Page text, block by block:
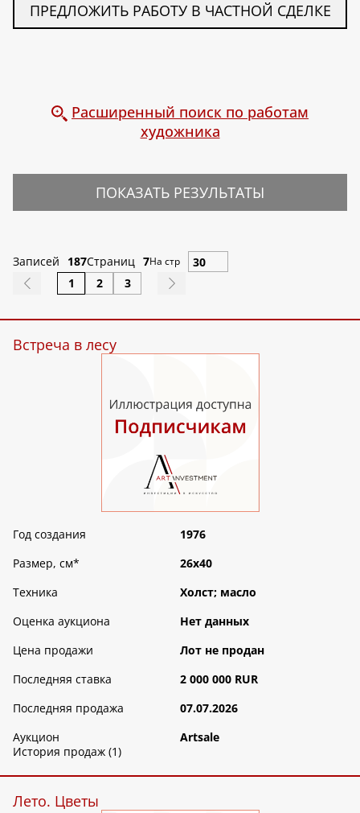
ПРЕДЛОЖИТЬ РАБОТУ В ЧАСТНОЙ СДЕЛКЕ
Расширенный поиск по работам
художника
ПОКАЗАТЬ РЕЗУЛЬТАТЫ
Записей 187Страниц 7На стр
1 2 3
Встреча в лесу
Год создания
1976
Размер, см*
26х40
Техника
Холст; масло
Оценка аукциона
Нет данных
Цена продажи
Лот не продан
Последняя ставка
2 000 000 RUR
Последняя продажа
07.07.2026
Аукцион
Artsale
История продаж (1)
Лето. Цветы